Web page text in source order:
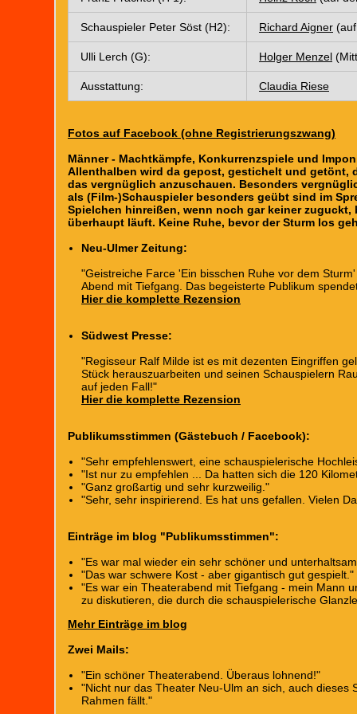
Schauspieler Peter Söst (H2): Richard Aigner
Ulli Lerch (G): Holger Menzel
Ausstattung: Claudia Riese
Fotos auf Facebook (ohne Registrierungszwang)
Männer - Machtkämpfe, Konkurrenzspiele und
Allenthalben wird da gepost, gestichelt und getönt,
das vergnüglich anzuschauen. Besonders
als (Film-)Schauspieler besonders geübt sind im
Spielchen hinreißen, wenn noch gar keiner
überhaupt läuft. Keine Ruhe, bevor der Sturm los
Neu-Ulmer Zeitung:
"Geistreiche Farce 'Ein bisschen Ruhe vor dem
Abend mit Tiefgang. Das begeisterte Publikum
Hier die komplette Rezension
Südwest Presse:
"Regisseur Ralf Milde ist es mit dezenten Eingriffen
Stück herauszuarbeiten und seinen Schauspielern
auf jeden Fall!"
Hier die komplette Rezension
Publikumsstimmen (Gästebuch / Facebook):
"Sehr empfehlenswert, eine schauspielerische
"Ist nur zu empfehlen ... Da hatten sich die 120
"Ganz großartig und sehr kurzweilig."
"Sehr, sehr inspirierend. Es hat uns gefallen. Vielen
Einträge im blog "Publikumsstimmen":
"Es war mal wieder ein sehr schöner und
"Das war schwere Kost - aber gigantisch gut gespielt."
"Es war ein Theaterabend mit Tiefgang - mein Mann
zu diskutieren, die durch die schauspielerische
Mehr Einträge im blog
Zwei Mails:
"Ein schöner Theaterabend. Überaus lohnend!"
"Nicht nur das Theater Neu-Ulm an sich, auch
Rahmen fällt."